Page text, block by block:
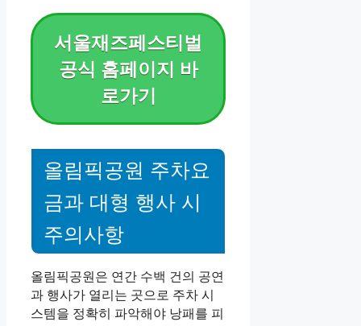
서울재즈페스티벌
공식 홈페이지 바
로가기
올림픽공원 주차요
금과 대형 행사 시
주의사항
올림픽공원은 연간 수백 건의 공연
과 행사가 열리는 곳으로 주차 시
스템을 정확히 파악해야 낭패를 피